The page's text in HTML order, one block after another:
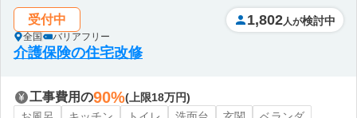
受付中
全国 バリアフリー
1,802 人が検討中
介護保険の住宅改修
工事費用の90%(上限18万円)